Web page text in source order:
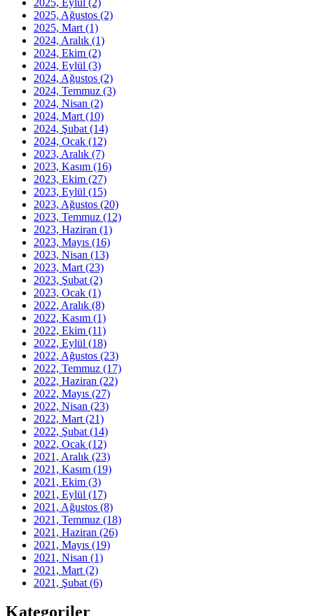
2025, Ağustos (2)
2025, Mart (1)
2024, Aralık (1)
2024, Ekim (2)
2024, Eylül (3)
2024, Ağustos (2)
2024, Temmuz (3)
2024, Nisan (2)
2024, Mart (10)
2024, Şubat (14)
2024, Ocak (12)
2023, Aralık (7)
2023, Kasım (16)
2023, Ekim (27)
2023, Eylül (15)
2023, Ağustos (20)
2023, Temmuz (12)
2023, Haziran (1)
2023, Mayıs (16)
2023, Nisan (13)
2023, Mart (23)
2023, Şubat (2)
2023, Ocak (1)
2022, Aralık (8)
2022, Kasım (1)
2022, Ekim (11)
2022, Eylül (18)
2022, Ağustos (23)
2022, Temmuz (17)
2022, Haziran (22)
2022, Mayıs (27)
2022, Nisan (23)
2022, Mart (21)
2022, Şubat (14)
2022, Ocak (12)
2021, Aralık (23)
2021, Kasım (19)
2021, Ekim (3)
2021, Eylül (17)
2021, Ağustos (8)
2021, Temmuz (18)
2021, Haziran (26)
2021, Mayıs (19)
2021, Nisan (1)
2021, Mart (2)
2021, Şubat (6)
Kategoriler